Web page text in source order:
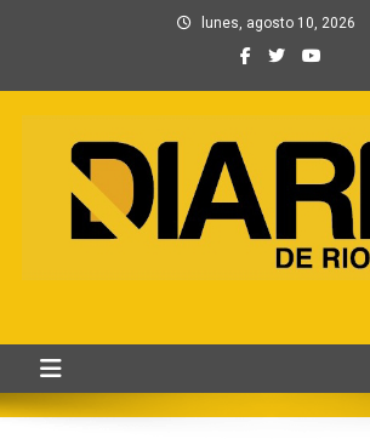
lunes, agosto 10, 2026
y Contenidos